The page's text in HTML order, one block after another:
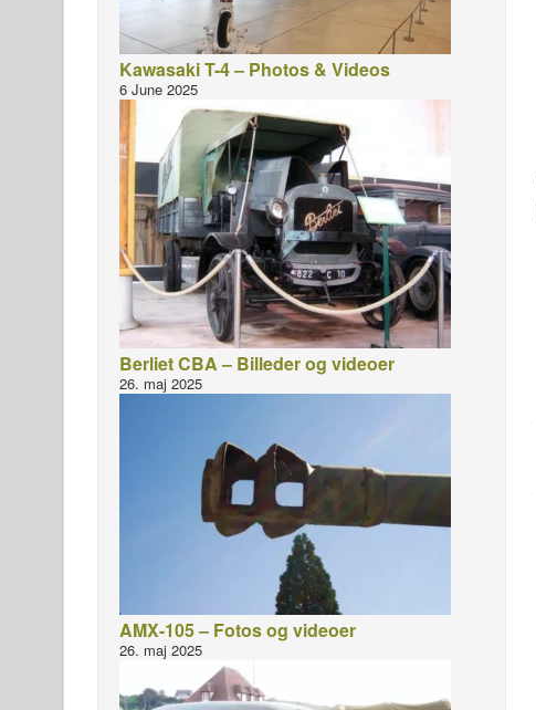
Kawasaki T-4 – Photos & Videos
6 June 2025
Berliet CBA – Billeder og videoer
26. maj 2025
AMX-105 – Fotos og videoer
26. maj 2025